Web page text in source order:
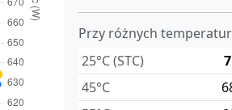
Przy różnych
25°C (STC)
45°C